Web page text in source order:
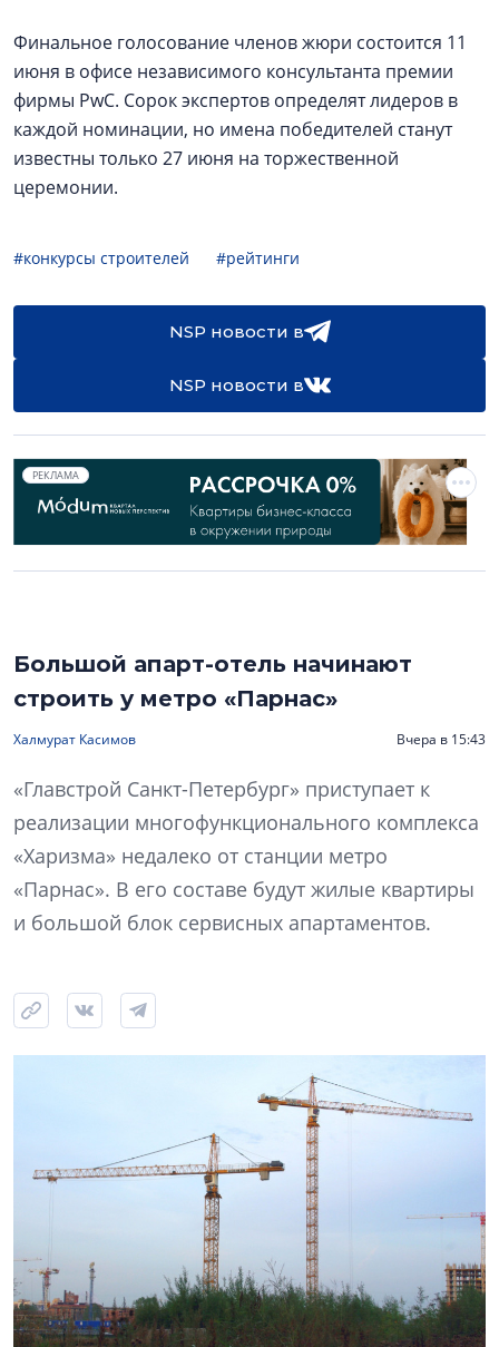
Финальное голосование членов жюри состоится 11
июня в офисе независимого консультанта премии
фирмы PwC. Сорок экспертов определят лидеров в
каждой номинации, но имена победителей станут
известны только 27 июня на торжественной
церемонии.
#конкурсы строителей #рейтинги
NSP новости в
NSP новости в
РЕКЛАМА
Большой апарт-отель начинают
строить у метро «Парнас»
Халмурат Касимов Вчера в 15:43
«Главстрой Санкт-Петербург» приступает к
реализации многофункционального комплекса
«Харизма» недалеко от станции метро
«Парнас». В его составе будут жилые квартиры
и большой блок сервисных апартаментов.